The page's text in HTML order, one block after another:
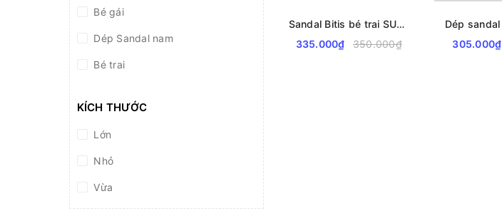
Sandal Bitis bé trai SUPERSTAR Collection BPB000500
335.000₫
350.000₫
305.000₫
Bé gái
Dép Sandal nam
Bé trai
KÍCH THƯỚC
Lớn
Nhỏ
Vừa